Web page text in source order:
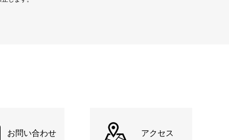
お問い合わせ アクセス